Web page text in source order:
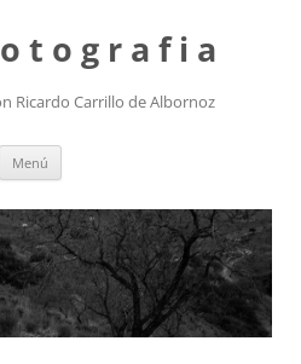
t o g r a f i a
Ricardo Carrillo de Albornoz
Menú